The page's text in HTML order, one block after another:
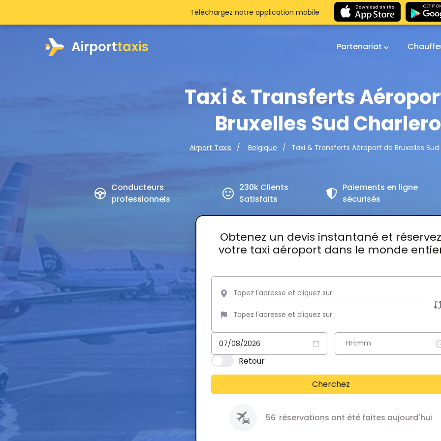
Airporttaxis Partenariat
Taxi & Transferts
Bruxelles Sud
Airport Taxis Belgique Taxi & Transferts Aéroport de Bruxelles
Conducteurs
professionnels
230k Clients
Satisfaits
Paiements en ligne
sécurisés
Obtenez un devis instantané et réservez
votre taxi aéroport dans le monde
Retour
Cherchez
56 réservations ont été faites aujourd'hui
Téléchargez notre application mobile